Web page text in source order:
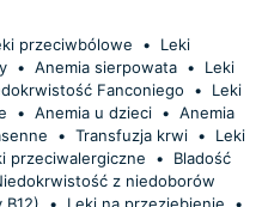
przeciwbólowe •
Leki
• Anemia sierpowata •
Leki
Fanconiego •
Leki
• Anemia u dzieci • Anemia
• Transfuzja krwi •
Leki
przeciwalergiczne •
Bladość
z niedoborów